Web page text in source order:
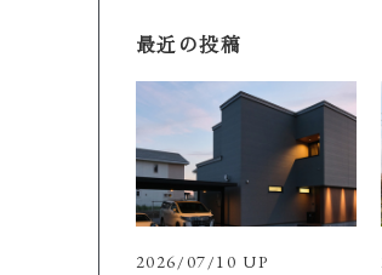
最近の投稿
2026/07/10 UP